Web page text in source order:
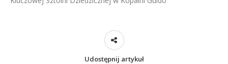
Udostępnij artykuł